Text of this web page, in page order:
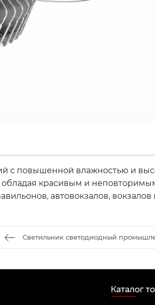
с повышенной влажностью и
красивым и
автовокзалов, вокзалов
Светильник светодиодный
Каталог